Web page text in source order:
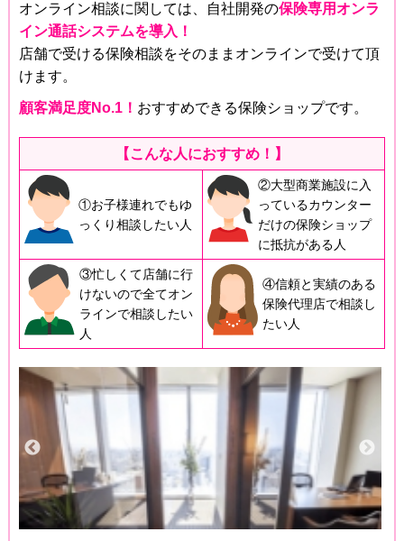
オンライン相談に関しては、自社開発の保険専用オンラ
イン通話システムを導入！
店舗で受ける保険相談をそのままオンラインで受けて頂
けます。
顧客満足度No.1！ おすすめできる保険ショップです。
【こんな人におすすめ！】
①お子様連れでもゆ
っくり相談したい人
②大型商業施設に入
っているカウンター
だけの保険ショップ
に抵抗がある人
③忙しくて店舗に行
けないので全てオン
ラインで相談したい
人
④信頼と実績のある
保険代理店で相談し
たい人